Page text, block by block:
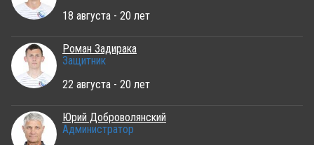
18 августа - 20 лет
Роман Задирака
Защитник
22 августа - 20 лет
Юрий Доброволянский
Администратор